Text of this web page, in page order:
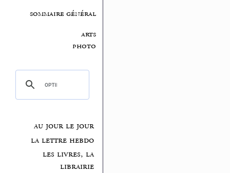
sommaire général
arts
photo
au jour le jour
la lettre hebdo
les livres, la
librairie